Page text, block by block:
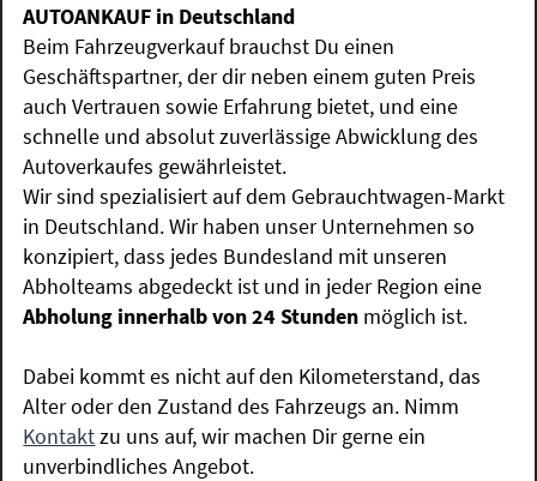
AUTOANKAUF in Deutschland
Beim Fahrzeugverkauf brauchst Du einen
Geschäftspartner, der dir neben einem guten Preis
auch Vertrauen sowie Erfahrung bietet, und eine
schnelle und absolut zuverlässige Abwicklung des
Autoverkaufes gewährleistet.
Wir sind spezialisiert auf dem Gebrauchtwagen-Markt
in Deutschland. Wir haben unser Unternehmen so
konzipiert, dass jedes Bundesland mit unseren
Abholteams abgedeckt ist und in jeder Region eine
Abholung innerhalb von 24 Stunden möglich ist.
Dabei kommt es nicht auf den Kilometerstand, das
Alter oder den Zustand des Fahrzeugs an. Nimm
Kontaktzu uns auf, wir machen Dir gerne ein
unverbindliches Angebot.